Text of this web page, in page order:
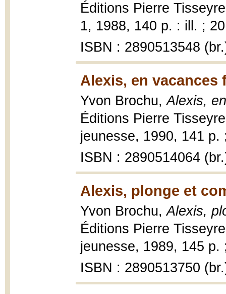
Éditions Pierre
1, 1988, 140 p. : ill. ;
ISBN : 2890513548
Alexis, en vacances
Yvon Brochu,Alexis,
Éditions Pierre
jeunesse, 1990, 141 p.
ISBN : 2890514064
Alexis, plonge et
Yvon Brochu,Alexis,
Éditions Pierre
jeunesse, 1989, 145 p.
ISBN : 2890513750